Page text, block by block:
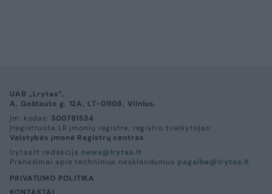
UAB „Lrytas“,
A. Goštauto g. 12A, LT-01108, Vilnius.
Įm. kodas: 300781534
Įregistruota LR įmonių registre, registro tvarkytojas:
Valstybės įmonė Registrų centras
lrytas.lt redakcija news@lrytas.lt
Pranešimai apie techninius nesklandumus pagalba@lrytas.lt
PRIVATUMO POLITIKA